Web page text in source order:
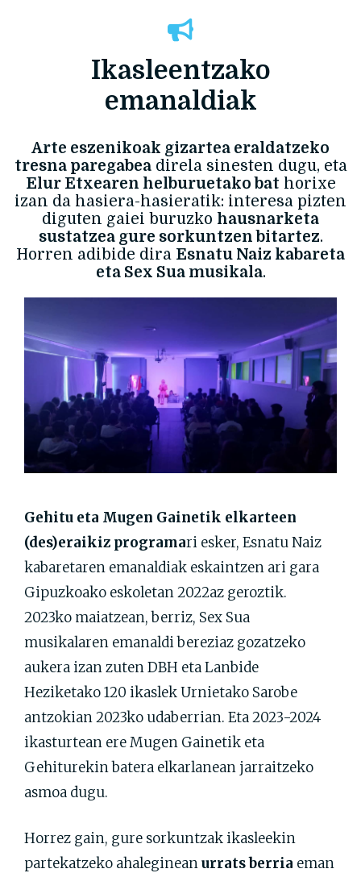
Ikasleentzako
emanaldiak
Arte eszenikoak gizartea eraldatzeko
tresna paregabeadirela sinesten dugu, eta
Elur Etxearen helburuetako bat horixe
izan da hasiera-hasieratik: interesa pizten
diguten gaiei buruzko hausnarketa
sustatzea gure sorkuntzen bitartez.
Horren adibide dira Esnatu Naiz kabareta
eta Sex Sua musikala.
Gehitu eta Mugen Gainetik elkarteen
(des)eraikiz programari esker, Esnatu Naiz
kabaretaren emanaldiak eskaintzen ari gara
Gipuzkoako eskoletan 2022az geroztik.
2023ko maiatzean, berriz, Sex Sua
musikalaren emanaldi bereziaz gozatzeko
aukera izan zuten DBH eta Lanbide
Heziketako 120 ikaslek Urnietako Sarobe
antzokian 2023ko udaberrian. Eta 2023-2024
ikasturtean ere Mugen Gainetik eta
Gehiturekin batera elkarlanean jarraitzeko
asmoa dugu.
Horrez gain, gure sorkuntzak ikasleekin
partekatzeko ahalegineanurrats berria eman